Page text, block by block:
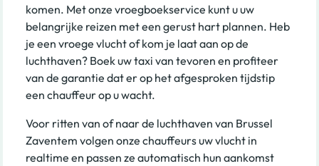
komen. Met onze vroegboekservice kunt u uw
belangrijke reizen met een gerust hart plannen. Heb
je een vroege vlucht of kom je laat aan op de
luchthaven? Boek uw taxi van tevoren en profiteer
van de garantie dat er op het afgesproken tijdstip
een chauffeur op u wacht.
Voor ritten van of naar de luchthaven van Brussel
Zaventem volgen onze chauffeurs uw vlucht in
realtime en passen ze automatisch hun aankomst